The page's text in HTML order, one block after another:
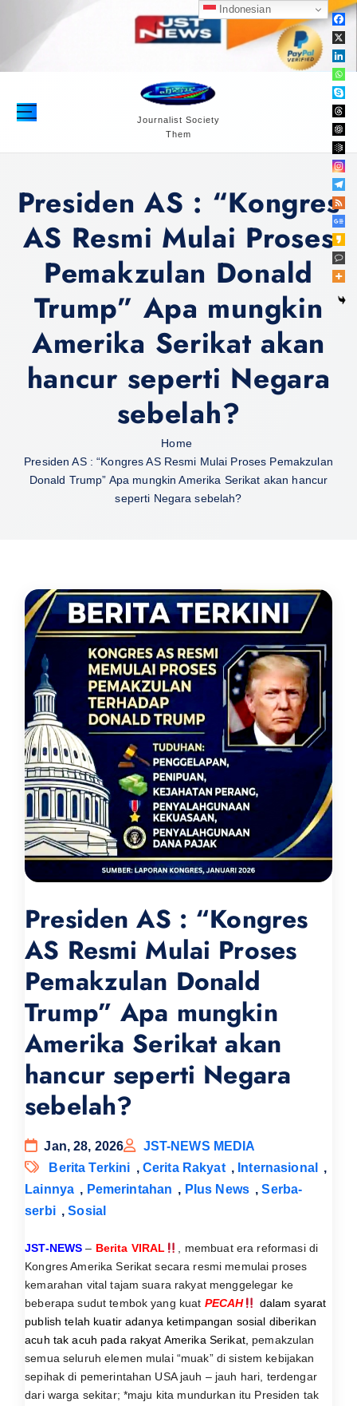
n
Journalist Society
Them
Presiden AS : “Kongres
AS Resmi Mulai Proses
Pemakzulan Donald
Trump” Apa mungkin
Amerika Serikat akan
hancur seperti Negara
sebelah?
Home
Presiden AS : “Kongres AS Resmi Mulai Proses Pemakzulan
Donald Trump” Apa mungkin Amerika Serikat akan hancur
seperti Negara sebelah?
Presiden AS : “Kongres
AS Resmi Mulai Proses
Pemakzulan Donald
Trump” Apa mungkin
Amerika Serikat akan
hancur seperti Negara
sebelah?
Jan, 28, 2026
JST-NEWS MEDIA
Berita Terkini , Cerita Rakyat , Internasional
,
Lainnya , Pemerintahan , Plus News ,Serba-
serbi ,Sosial
JST-NEWS – Berita VIRAL
, membuat era reformasi di
Kongres Amerika Serikat secara resmi memulai proses
kemarahan vital tajam suara rakyat menggelegar ke
beberapa sudut tembok yang kuat PECAH
dalam syarat
publish telah kuatir adanya ketimpangan sosial diberikan
acuh tak acuh pada rakyat Amerika Serikat, pemakzulan
semua seluruh elemen mulai “muak” di sistem kebijakan
sepihak di pemerintahan USA jauh – jauh hari, terdengar
dari warga sekitar; *maju kita mundurkan itu Presiden tak
Indonesian